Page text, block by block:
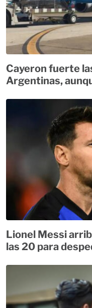
Cayeron fuerte
Argentinas,
Lionel Messi
las 20 para